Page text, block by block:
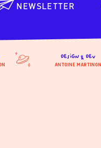
NEWSLETTER
Design & Dev
Antoine Martinon